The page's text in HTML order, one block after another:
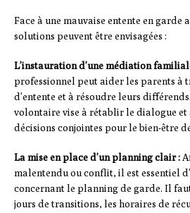
Face à une mauvaise entente en garde
solutions peuvent être envisagées :
L’instauration d’une médiation
professionnel peut aider les parents à
d’entente et à résoudre leurs
volontaire vise à rétablir le dialogue et
décisions conjointes pour le bien-être
La mise en place d’un planning clair :
malentendu ou conflit, il est essentiel
concernant le planning de garde. Il
jours de transitions, les horaires de